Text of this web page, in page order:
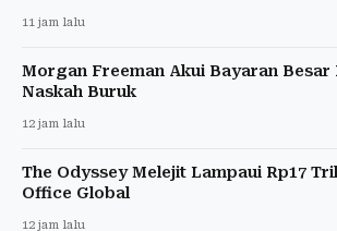
11 jam lalu
Morgan Freeman Akui Bayaran Besar
Naskah Buruk
12 jam lalu
The Odyssey Melejit Lampaui Rp17
Office Global
12 jam lalu